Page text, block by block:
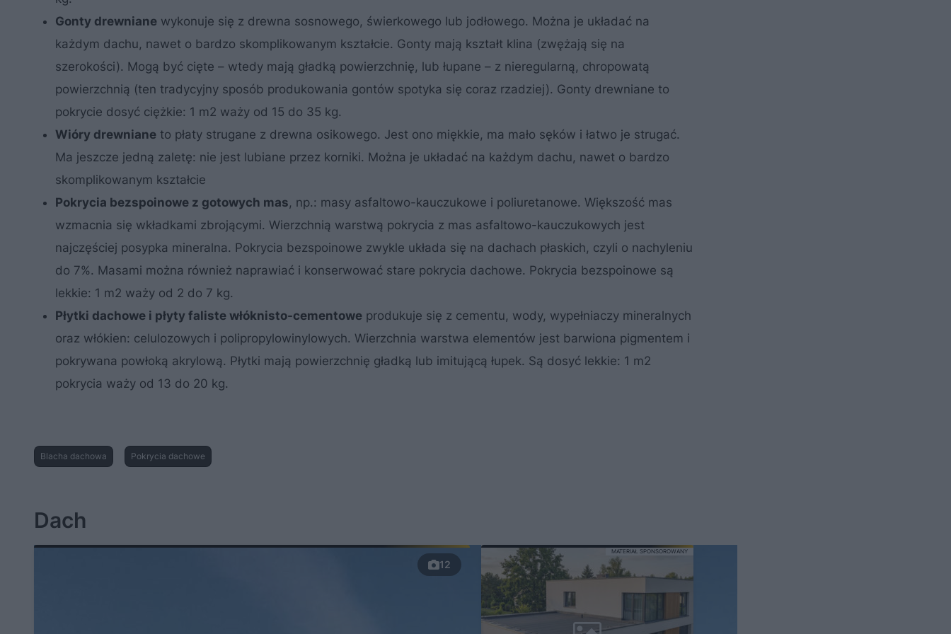
Gonty drewniane wykonuje się z drewna sosnowego, świerkowego lub jodłowego. Można je układać na
każdym dachu, nawet o bardzo skomplikowanym kształcie. Gonty mają kształt klina (zwężają się na
szerokości). Mogą być cięte – wtedy mają gładką powierzchnię, lub łupane – z nieregularną, chropowatą
powierzchnią (ten tradycyjny sposób produkowania gontów spotyka się coraz rzadziej). Gonty drewniane to
pokrycie dosyć ciężkie: 1 m2 waży od 15 do 35 kg.
Wióry drewniane to płaty strugane z drewna osikowego. Jest ono miękkie, ma mało sęków i łatwo je strugać.
Ma jeszcze jedną zaletę: nie jest lubiane przez korniki. Można je układać na każdym dachu, nawet o bardzo
skomplikowanym kształcie
Pokrycia bezspoinowe z gotowych mas, np.: masy asfaltowo-kauczukowe i poliuretanowe. Większość mas
wzmacnia się wkładkami zbrojącymi. Wierzchnią warstwą pokrycia z mas asfaltowo-kauczukowych jest
najczęściej posypka mineralna. Pokrycia bezspoinowe zwykle układa się na dachach płaskich, czyli o nachyleniu
do 7%. Masami można również naprawiać i konserwować stare pokrycia dachowe. Pokrycia bezspoinowe są
lekkie: 1 m2 waży od 2 do 7 kg.
Płytki dachowe i płyty faliste włóknisto-cementowe produkuje się z cementu, wody, wypełniaczy mineralnych
oraz włókien: celulozowych i polipropylowinylowych. Wierzchnia warstwa elementów jest barwiona pigmentem i
pokrywana powłoką akrylową. Płytki mają powierzchnię gładką lub imitującą łupek. Są dosyć lekkie: 1 m2
pokrycia waży od 13 do 20 kg.
Blacha dachowa Pokrycia dachowe
Dach
12
MATERIAŁ SPONSOROWANY